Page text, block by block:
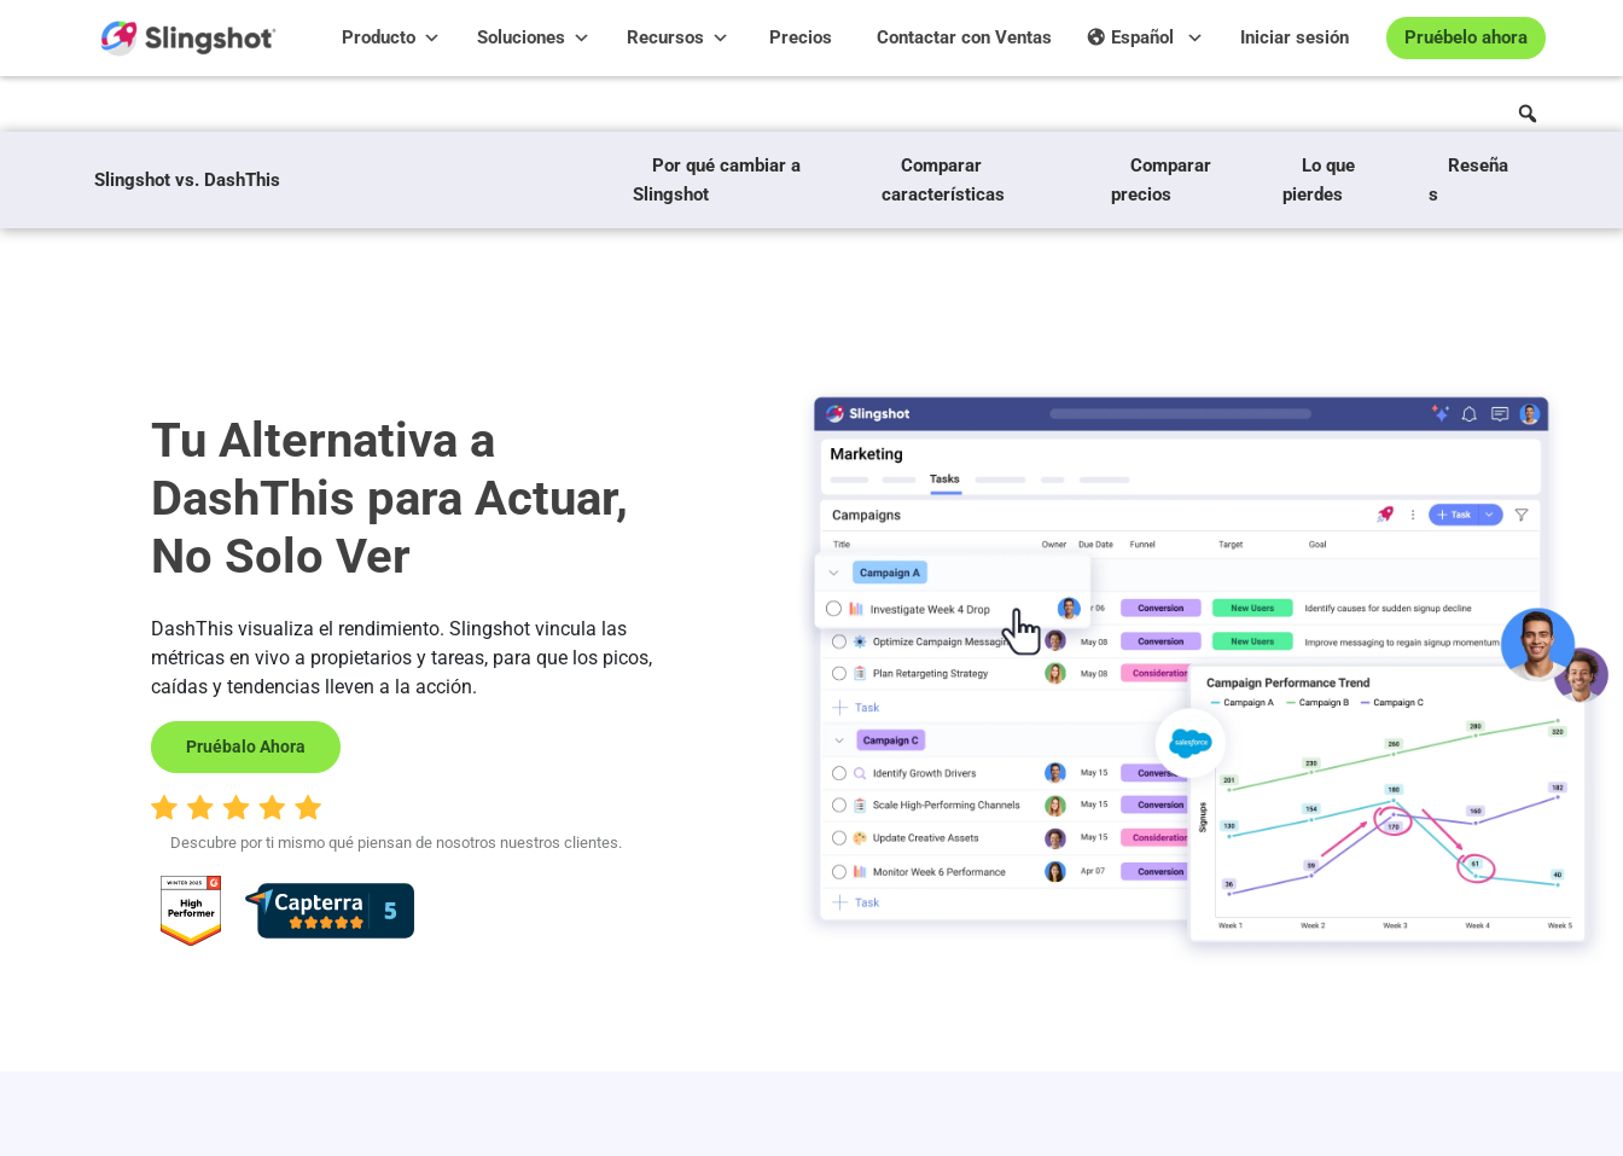
Producto Soluciones Recursos Precios Pruébelo ahora
Iniciar sesión
Español
Contactar con Ventas
Slingshot vs. DashThis
Por qué cambiar a
Slingshot
Comparar
características
Comparar
precios
Lo que
pierdes
Reseña
s
Tu Alternativa a
DashThis para Actuar,
No Solo Ver
DashThis visualiza el rendimiento. Slingshot vincula las
métricas en vivo a propietarios y tareas, para que los picos,
caídas y tendencias lleven a la acción.
Pruébalo Ahora
Descubre por ti mismo qué piensan de nosotros nuestros clientes.